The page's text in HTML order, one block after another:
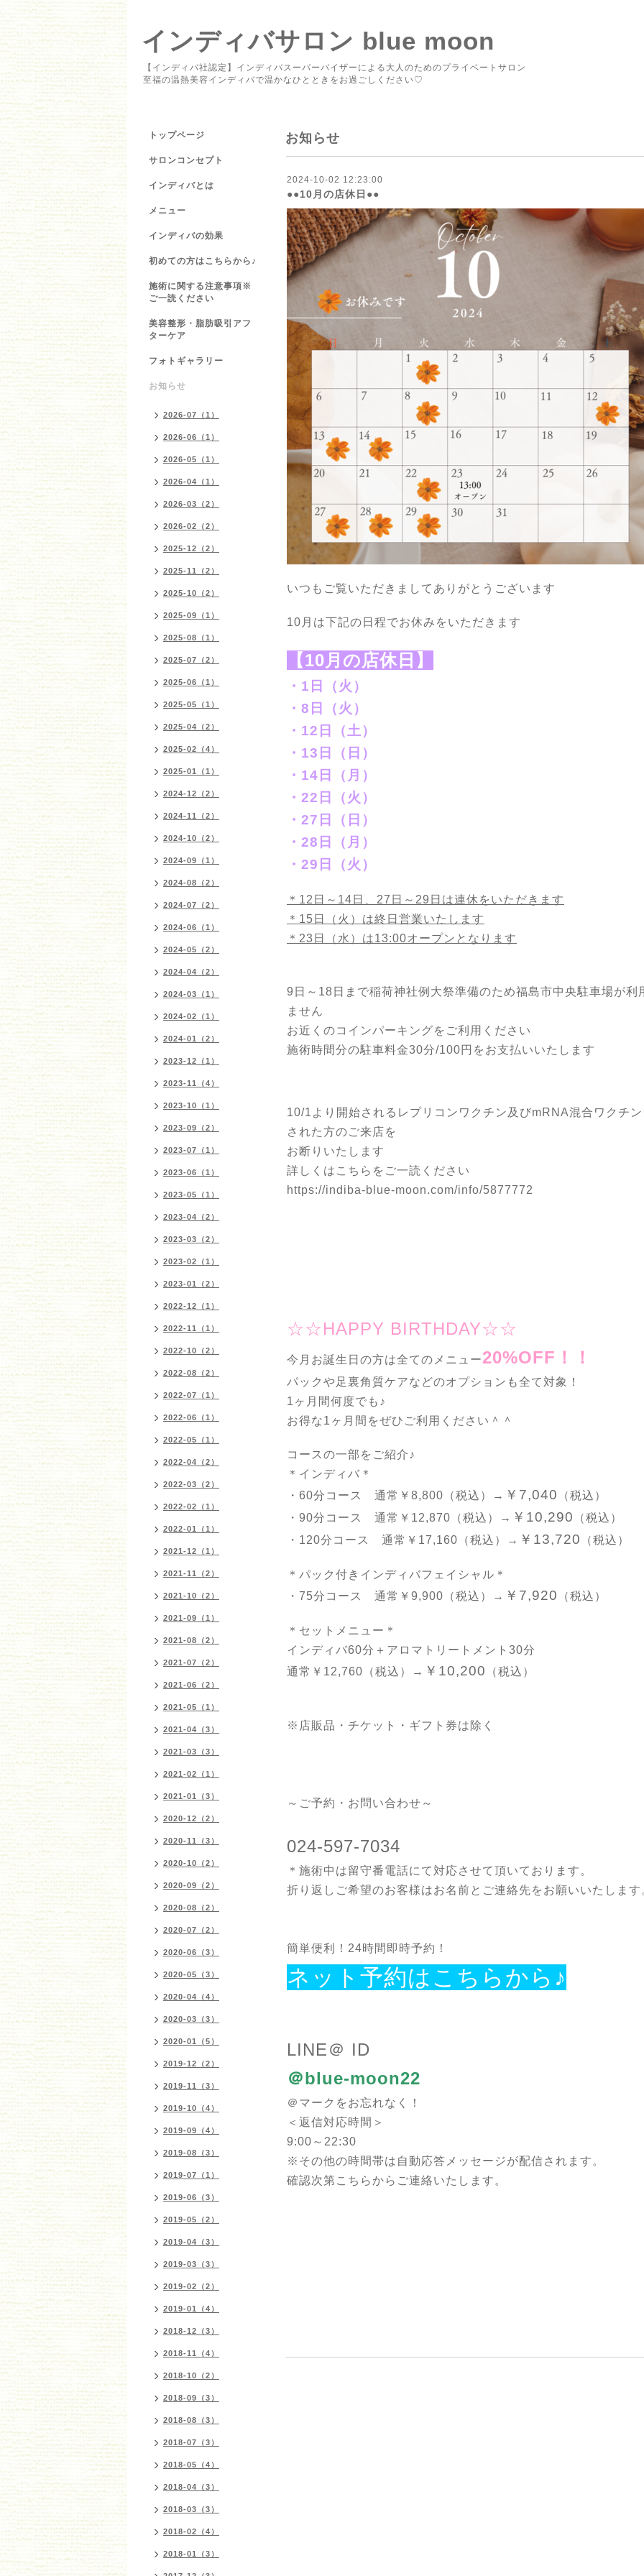
インディバサロン blue moon
【インディバ社認定】インディバスーパーバイザーによる大人のためのプライベートサロン
至福の温熱美容インディバで温かなひとときをお過ごしください♡
お知らせ
2024-10-02 12:23:00
●●10月の店休日●●
いつもご覧いただきましてありがとうございます
10月は下記の日程でお休みをいただきます
【10月の店休日】
・1日（火）
・8日（火）
・12日（土）
・13日（日）
・14日（月）
・22日（火）
・27日（日）
・28日（月）
・29日（火）
＊12日～14日、27日～29日は連休をいただきます
＊15日（火）は終日営業いたします
＊23日（水）は13:00オープンとなります
9日～18日まで稲荷神社例大祭準備のため福島市中央駐車場が利
ません
お近くのコインパーキングをご利用ください
施術時間分の駐車料金30分/100円をお支払いいたします
10/1より開始されるレプリコンワクチン及びmRNA混合ワクチ
された方のご来店を
お断りいたします
詳しくはこちらをご一読ください
https://indiba-blue-moon.com/info/5877772
☆☆HAPPY BIRTHDAY☆☆
今月お誕生日の方は全てのメニュー20%OFF！！
パックや足裏角質ケアなどのオプションも全て対象！
1ヶ月間何度でも♪
お得な1ヶ月間をぜひご利用ください＾＾
コースの一部をご紹介♪
＊インディバ＊
・60分コース 通常￥8,800（税込）→ ￥7,040
（税込）
・90分コース 通常￥12,870（税込）→ ￥10,290
（税込）
・120分コース 通常￥17,160（税込）→ ￥13,720 （税込）
＊パック付きインディバフェイシャル＊
・75分コース 通常￥9,900（税込）→ ￥7,920 （税込）
＊セットメニュー＊
インディバ60分＋アロマトリートメント30分
通常￥12,760（税込）→ ￥10,200 （税込）
※店販品・チケット・ギフト券は除く
～ご予約・お問い合わせ～
024-597-7034
＊施術中は留守番電話にて対応させて頂いております。
折り返しご希望のお客様はお名前とご連絡先をお願いいたします
簡単便利！24時間即時予約！
ネット予約はこちらから♪
LINE＠ ID
＠blue-moon22
＠マークをお忘れなく！
＜返信対応時間＞
9:00～22:30
※その他の時間帯は自動応答メッセージが配信されます。
確認次第こちらからご連絡いたします。
トップページ
サロンコンセプト
インディバとは
メニュー
インディバの効果
初めての方はこちらから♪
施術に関する注意事項※
ご一読ください
美容整形・脂肪吸引アフ
ターケア
フォトギャラリー
お知らせ
2026-07（1）
2026-06（1）
2026-05（1）
2026-04（1）
2026-03（2）
2026-02（2）
2025-12（2）
2025-11（2）
2025-10（2）
2025-09（1）
2025-08（1）
2025-07（2）
2025-06（1）
2025-05（1）
2025-04（2）
2025-02（4）
2025-01（1）
2024-12（2）
2024-11（2）
2024-10（2）
2024-09（1）
2024-08（2）
2024-07（2）
2024-06（1）
2024-05（2）
2024-04（2）
2024-03（1）
2024-02（1）
2024-01（2）
2023-12（1）
2023-11（4）
2023-10（1）
2023-09（2）
2023-07（1）
2023-06（1）
2023-05（1）
2023-04（2）
2023-03（2）
2023-02（1）
2023-01（2）
2022-12（1）
2022-11（1）
2022-10（2）
2022-08（2）
2022-07（1）
2022-06（1）
2022-05（1）
2022-04（2）
2022-03（2）
2022-02（1）
2022-01（1）
2021-12（1）
2021-11（2）
2021-10（2）
2021-09（1）
2021-08（2）
2021-07（2）
2021-06（2）
2021-05（1）
2021-04（3）
2021-03（3）
2021-02（1）
2021-01（3）
2020-12（2）
2020-11（3）
2020-10（2）
2020-09（2）
2020-08（2）
2020-07（2）
2020-06（3）
2020-05（3）
2020-04（4）
2020-03（3）
2020-01（5）
2019-12（2）
2019-11（3）
2019-10（4）
2019-09（4）
2019-08（3）
2019-07（1）
2019-06（3）
2019-05（2）
2019-04（3）
2019-03（3）
2019-02（2）
2019-01（4）
2018-12（3）
2018-11（4）
2018-10（2）
2018-09（3）
2018-08（3）
2018-07（3）
2018-05（4）
2018-04（3）
2018-03（3）
2018-02（4）
2018-01（3）